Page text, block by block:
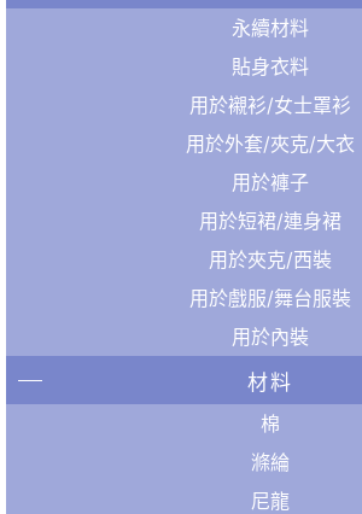
永續材料
貼身衣料
用於襯衫/女士罩衫
用於外套/夾克/大衣
用於褲子
用於短裙/連身裙
用於夾克/西裝
用於戲服/舞台服裝
用於內裝
材料
棉
滌綸
尼龍